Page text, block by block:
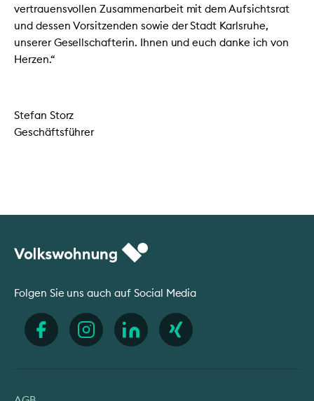
vertrauensvollen Zusammenarbeit mit dem Aufsichtsrat
und dessen Vorsitzenden sowie der Stadt Karlsruhe,
unserer Gesellschafterin. Ihnen und euch danke ich von
Herzen.“
Stefan Storz
Geschäftsführer
Folgen Sie uns auch auf Social Media